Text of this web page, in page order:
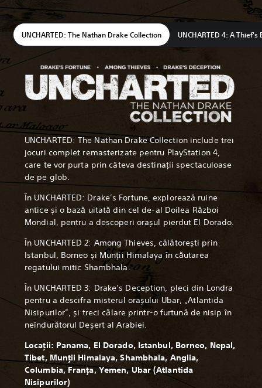
UNCHARTED: The Nathan Drake Collection UNCHARTED 4: A Thief's
UNCHARTED: The Nathan Drake Collection include trei
jocuri complet remasterizate pentru PlayStation 4,
care te vor purta prin câteva destinații spectaculoase
de pe glob.
În UNCHARTED: Drake’s Fortune, explorează ruine
antice și o bază uitată din cel de-al Doilea Război
Mondial, pentru a descoperi orașul pierdut El Dorado.
În UNCHARTED 2: Among Thieves, călătorești prin
Istanbul, Borneo și Munții Himalaya în căutarea
regatului mitic Shambhala.
În UNCHARTED 3: Drake’s Deception, pleci din Londra
pentru a descifra misterul orașului Ubar, „Atlantida
Nisipurilor”, și treci călare printr-o furtună de nisip în
neîndurătorul Deșert al Arabiei.
Locații: Panama, El Dorado, Istanbul, Borneo, Nepal,
Tibet, Munții Himalaya, Shambhala, Anglia,
Columbia, Franța, Yemen, Ubar (Atlantida
Nisipurilor)